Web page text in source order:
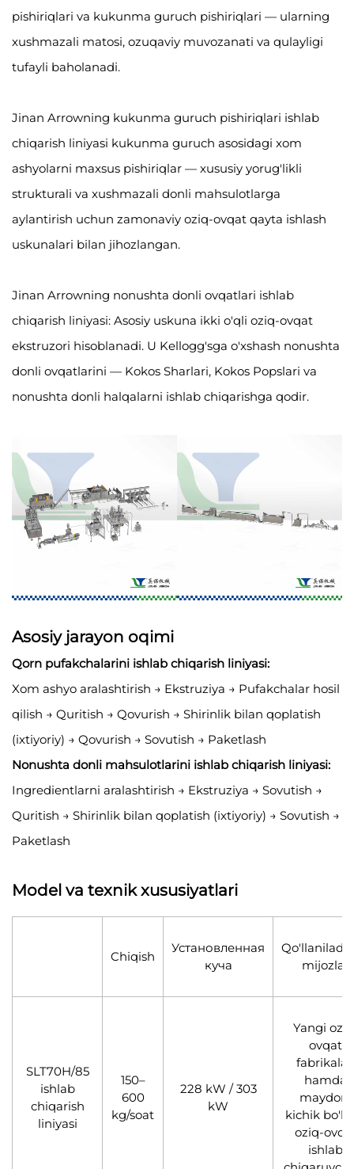
pishiriqlari va kukunma guruch pishiriqlari — ularning
xushmazali matosi, ozuqaviy muvozanati va qulayligi
tufayli baholanadi.
Jinan Arrowning kukunma guruch pishiriqlari ishlab
chiqarish liniyasi kukunma guruch asosidagi xom
ashyolarni maxsus pishiriqlar — xususiy yorug'likli
strukturali va xushmazali donli mahsulotlarga
aylantirish uchun zamonaviy oziq-ovqat qayta ishlash
uskunalari bilan jihozlangan.
Jinan Arrowning nonushta donli ovqatlari ishlab
chiqarish liniyasi: Asosiy uskuna ikki o'qli oziq-ovqat
ekstruzori hisoblanadi. U Kellogg'sga o'xshash nonushta
donli ovqatlarini — Kokos Sharlari, Kokos Popslari va
nonushta donli halqalarni ishlab chiqarishga qodir.
Asosiy jarayon oqimi
Qorn pufakchalarini ishlab chiqarish liniyasi:
Xom ashyo aralashtirish → Ekstruziya → Pufakchalar hosil
qilish → Quritish → Qovurish → Shirinlik bilan qoplatish
(ixtiyoriy) → Qovurish → Sovutish → Paketlash
Nonushta donli mahsulotlarini ishlab chiqarish liniyasi:
Ingredientlarni aralashtirish → Ekstruziya → Sovutish →
Quritish → Shirinlik bilan qoplatish (ixtiyoriy) → Sovutish →
Paketlash
Model va texnik xususiyatlari
Chiqish
Установленная
куча
mijozlar
SLT70H/85
ishlab
chiqarish
liniyasi
150–
600
kg/soat
228 kW / 303
kW
Yangi
ovqat
hamda
maydoni
kichik
oziq-
ishlab